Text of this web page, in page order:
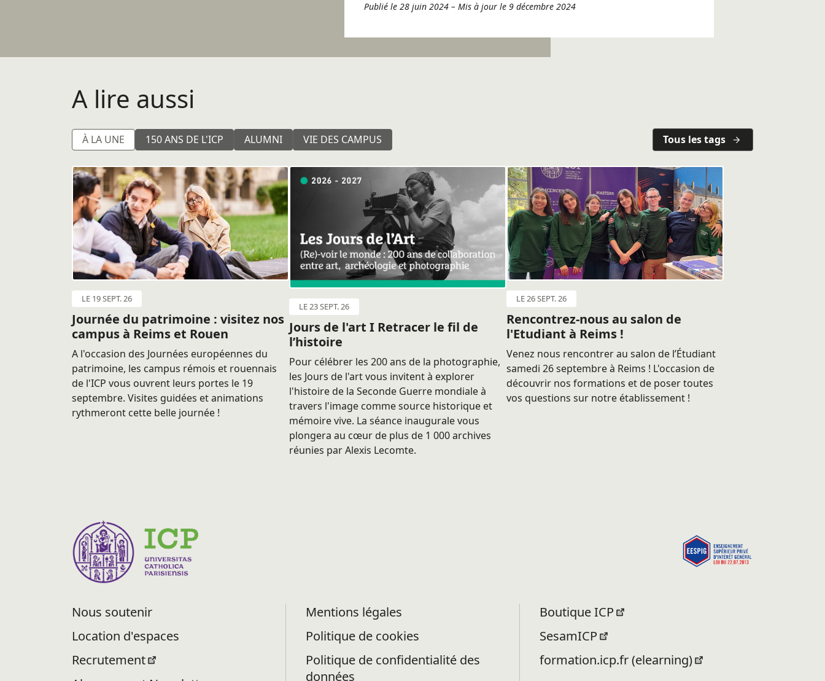
Publié le 28 juin 2024 – Mis à jour le 9 décembre 2024
A lire aussi
À LA UNE 150 ANS DE L'ICP ALUMNI VIE DES CAMPUS Tous les tags
LE 19 SEPT. 26
Journée du patrimoine : visitez nos
campus à Reims et Rouen
A l'occasion des Journées européennes du
patrimoine, les campus rémois et rouennais
de l'ICP vous ouvrent leurs portes le 19
septembre. Visites guidées et animations
rythmeront cette belle journée !
LE 23 SEPT. 26
Jours de l'art I Retracer le fil de
l’histoire
Pour célébrer les 200 ans de la photographie,
les Jours de l'art vous invitent à explorer
l'histoire de la Seconde Guerre mondiale à
travers l'image comme source historique et
mémoire vive. La séance inaugurale vous
plongera au cœur de plus de 1 000 archives
réunies par Alexis Lecomte.
LE 26 SEPT. 26
Rencontrez-nous au salon de
l'Etudiant à Reims !
Venez nous rencontrer au salon de l’Étudiant
samedi 26 septembre à Reims ! L'occasion de
découvrir nos formations et de poser toutes
vos questions sur notre établissement !
Nous soutenir
Location d'espaces
Recrutement
Mentions légales
Politique de cookies
Politique de confidentialité des
données
Boutique ICP
SesamICP
formation.icp.fr (elearning)